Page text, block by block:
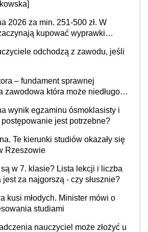
2026 za min. 251-500 zł. W
kupować wyprawki
odchodzą z zawodu, jeśli
– fundament sprawnej
zawodowa która może niedługo
wynik egzaminu ósmoklasisty i
postępowanie jest potrzebne?
Te kierunki studiów okazały się
Rzeszowie
w 7. klasie? Lista lekcji i liczba
za najgorszą - czy słusznie?
kusi młodych. Minister mówi o
studiami
nauczyciel może złożyć u